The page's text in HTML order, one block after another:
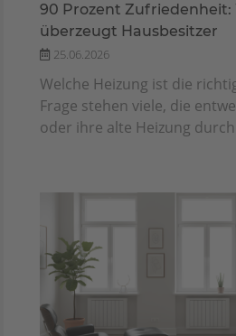
90 Prozent
überzeugt Hausbesitzer
25.06.2026
Welche Heizung ist die
Frage stehen viele, die
oder ihre alte Heizung